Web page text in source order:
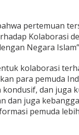
pertemuan
Kolaborasi
Negara Islam”
kolaborasi
para pemuda
dan juga
dan juga
pemuda lebih